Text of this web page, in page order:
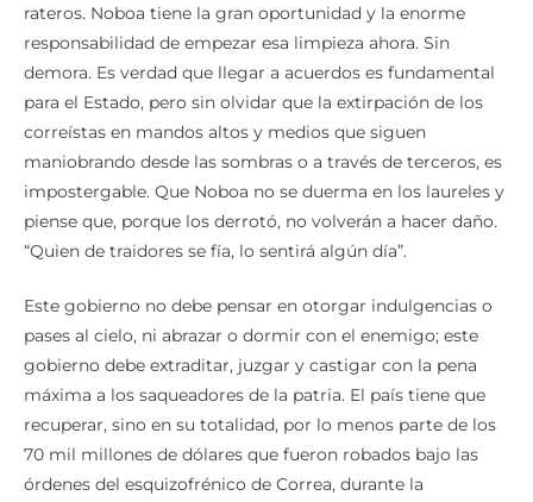
rateros. Noboa tiene la gran oportunidad y la enorme
responsabilidad de empezar esa limpieza ahora. Sin
demora. Es verdad que llegar a acuerdos es fundamental
para el Estado, pero sin olvidar que la extirpación de los
correístas en mandos altos y medios que siguen
maniobrando desde las sombras o a través de terceros, es
impostergable. Que Noboa no se duerma en los laureles y
piense que, porque los derrotó, no volverán a hacer daño.
“Quien de traidores se fía, lo sentirá algún día”.
Este gobierno no debe pensar en otorgar indulgencias o
pases al cielo, ni abrazar o dormir con el enemigo; este
gobierno debe extraditar, juzgar y castigar con la pena
máxima a los saqueadores de la patria. El país tiene que
recuperar, sino en su totalidad, por lo menos parte de los
70 mil millones de dólares que fueron robados bajo las
órdenes del esquizofrénico de Correa, durante la